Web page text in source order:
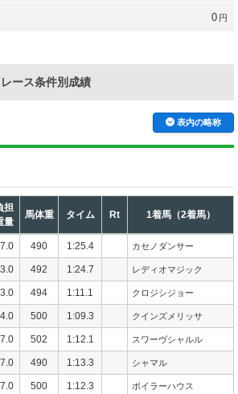
0 円
レース条件別成績
表内の略称
担
量
馬体重 タイム Rt 1着馬（2着馬）
490 1:25.4 カセノダンサー
492 1:24.7 レディオマジック
494 1:11.1 クロジシジョー
500 1:09.3 クインズメリッサ
502 1:12.1 スワーヴシャルル
490 1:13.3 シャマル
500 1:12.3 ボイラーハウス